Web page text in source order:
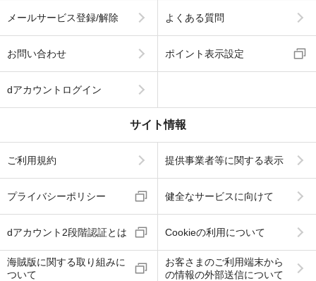
メールサービス登録/解除 よくある質問
お問い合わせ ポイント表示設定
dアカウントログイン
サイト情報
ご利用規約 提供事業者等に関する表示
プライバシーポリシー 健全なサービスに向けて
dアカウント2段階認証とは Cookieの利用について
海賊版に関する取り組みに
ついて
お客さまのご利用端末から
の情報の外部送信について